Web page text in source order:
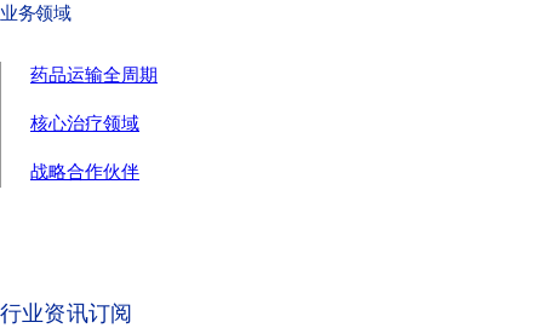
业务领域
药品运输全周期
核心治疗领域
战略合作伙伴
行业资讯订阅